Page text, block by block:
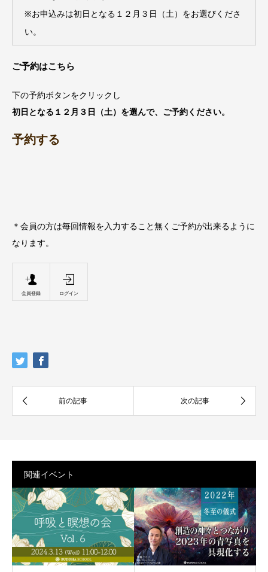
※お申込みは初日となる１２月３日（土）をお選びくださ
い。
ご予約はこちら
下の予約ボタンをクリックし
初日となる１２月３日（土）を選んで、ご予約ください。
予約する
＊会員の方は毎回情報を入力すること無くご予約が出来るように
なります。
会員登録 ログイン
関連イベント